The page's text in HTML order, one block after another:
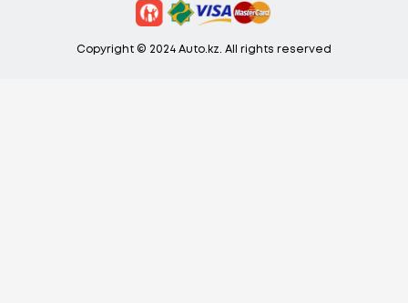
Copyright © 2024 Auto.kz. All rights reserved